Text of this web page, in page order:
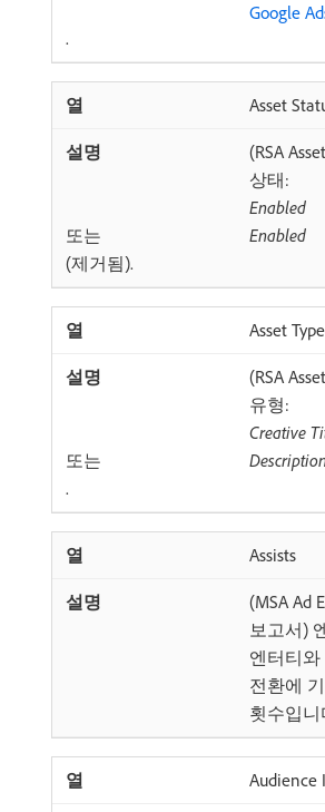
Google
.
Asset
(RSA
상태:
Enabled
또는
Enabled
(제거됨).
Asset Type
(RSA
유형:
Creative
또는
.
Assists
(MSA Ad
보고서)
엔터티와
전환에
횟수입니
Audience